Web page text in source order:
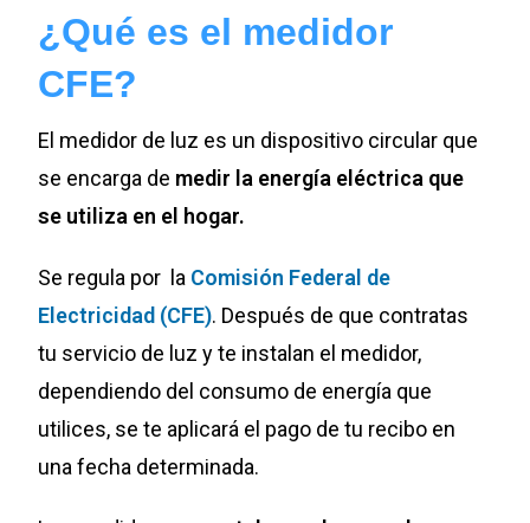
¿Qué es el medidor
CFE?
El medidor de luz es un dispositivo circular que
se encarga de medir la energía eléctrica que
se utiliza en el hogar.
Se regula por la Comisión Federal de
Electricidad (CFE). Después de que contratas
tu servicio de luz y te instalan el medidor,
dependiendo del consumo de energía que
utilices, se te aplicará el pago de tu recibo en
una fecha determinada.